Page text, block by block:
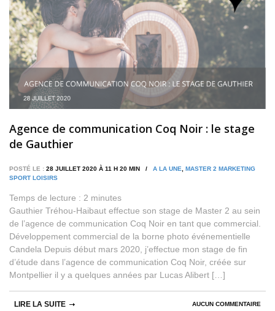
Agence de communication Coq Noir : le stage
de Gauthier
POSTÉ LE : 28 JUILLET 2020 À 11 H 20 MIN / A LA UNE
MASTER 2 MARKETING
SPORT LOISIRS
Temps de lecture : 2 minutes
Gauthier Tréhou-Haibaut effectue son stage de Master 2 au sein
de l’agence de communication Coq Noir en tant que commercial.
Développement commercial de la borne photo événementielle
Candela Depuis début mars 2020, j’effectue mon stage de fin
d’étude dans l’agence de communication Coq Noir, créée sur
Montpellier il y a quelques années par Lucas Alibert […]
AUCUN COMMENTAIRE
LIRE LA SUITE